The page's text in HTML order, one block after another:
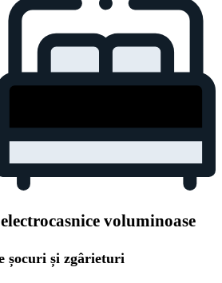
voluminoase
șocuri și zgârieturi